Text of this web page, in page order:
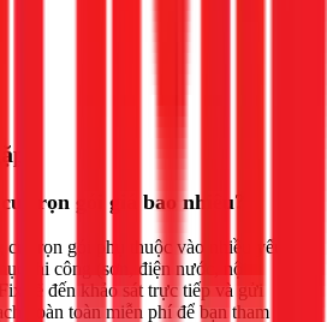
trọn gói giá bao nhiêu?
cư trọn gói phụ thuộc vào nhiều yếu
thi công (sơn, điện nước, nội
sẽ đến khảo sát trực tiếp và gửi
hoàn toàn miễn phí để bạn tham